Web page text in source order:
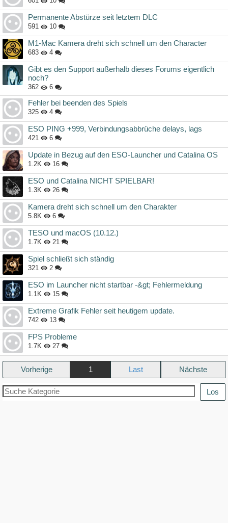
Permanente Abstürze seit letztem DLC
591 10
M1-Mac Kamera dreht sich schnell um den Character
683 4
Gibt es den Support außerhalb dieses Forums eigentlich
noch?
362 6
Fehler bei beenden des Spiels
325 4
ESO PING +999, Verbindungsabbrüche delays, lags
421 6
Update in Bezug auf den ESO-Launcher und Catalina OS
1.2K 16
ESO und Catalina NICHT SPIELBAR!
1.3K 26
Kamera dreht sich schnell um den Charakter
5.8K 6
TESO und macOS (10.12.)
1.7K 21
Spiel schließt sich ständig
321 2
ESO im Launcher nicht startbar -&gt; Fehlermeldung
1.1K 15
Extreme Grafik Fehler seit heutigem update.
742 13
FPS Probleme
1.7K 27
Vorherige 1 Nächste
Los